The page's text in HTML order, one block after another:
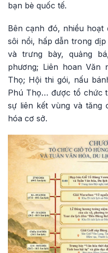
bạn bè quốc tế.
Bên cạnh đó, nhiều
sôi nổi, hấp dẫn trong
và trưng bày, quảng
phương; Liên hoan Văn
Thọ; Hội thi gói, nấu
Phú Thọ… được tổ chức
sự liên kết vùng và tăng
hóa cơ sở.